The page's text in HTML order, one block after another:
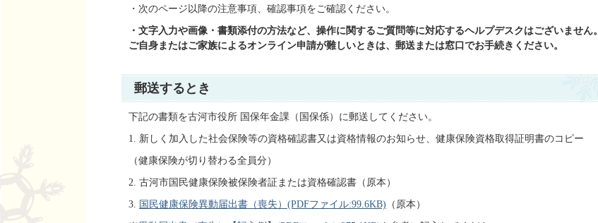
・次のページ以降の注意事項、確認事項をご確認ください。
・⽂字⼊⼒や画像・書類添付の⽅法など、操作に関するご質問等に対応するヘルプデスクはございません。
ご⾃⾝またはご家族によるオンライン申請が難しいときは、郵送または窓⼝でお⼿続きください。
郵送するとき
下記の書類を古河市役所 国保年金課（国保係）に郵送してください。
1. 新しく加入した社会保険等の資格確認書又は資格情報のお知らせ、健康保険資格取得証明書のコピー
（健康保険が切り替わる全員分）
2. 古河市国民健康保険被保険者証または資格確認書（原本）
3.
国民健康保険異動届出書（喪失）(PDFファイル:99.6KB) （原本）